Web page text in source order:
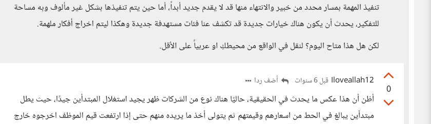
تنفيذ المهمة بمسار محدد من خبير والانتهاء منها قد لا يقدم جديد أبداً، أما حين يتم تنفيذها بشكل غير مألوف وبه مساحة
للتفكير، يحدث أن يكون هناك خيارات جديدة قد تكشف عنا فئات مستهدفة جديدة وهكذا ليتم اخراج أفكار ملهمة.
لكن هل هذا متاح اليوم؟ لنقل في الواقع من محيطكِ او عربياً على الأقل.
0
Iloveallah12 قبل 6 سنوات أضف ردا
أظن أن هذا عكس ما يحدث في الحقيقية، حاليًا هناك نوع من الشركات ظهر يجيد استغلال المبتدأين جيدًا، حيث يطل
مبتدأين يبالغ في الحط من اسعارهم وقيمتهم ثم يتولى أخذ ما يريده منهم حتى إذا ارتفعت قيم الموظف اخرجوه خارج